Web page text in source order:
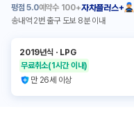
평점 5.0예약수 100+자차플러스+
송내역 2번 출구 도보 8분 이내
2019년식 ㆍ LPG
무료취소(1시간 이내)
만 26세 이상